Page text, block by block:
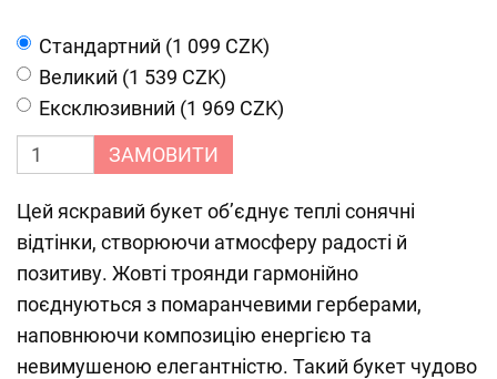
Cтандартний (1 099 CZK)
Великий (1 539 CZK)
Ексклюзивний (1 969 CZK)
ЗАМОВИТИ
Цей яскравий букет об’єднує теплі сонячні
відтінки, створюючи атмосферу радості й
позитиву. Жовті троянди гармонійно
поєднуються з помаранчевими герберами,
наповнюючи композицію енергією та
невимушеною елегантністю. Такий букет чудово